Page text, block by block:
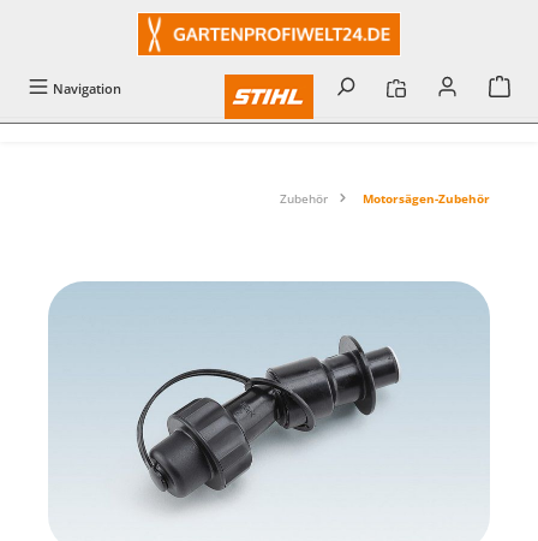
Navigation
Zubehör Motorsägen-Zubehör
Bildergalerie überspringen